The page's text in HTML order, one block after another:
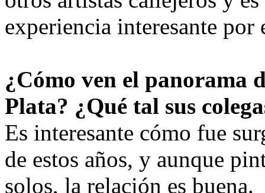
experiencia interesante
¿Cómo ven el panorama
Plata? ¿Qué tal sus
Es interesante cómo fue
de estos años, y aunque
solos, la relación es buena.